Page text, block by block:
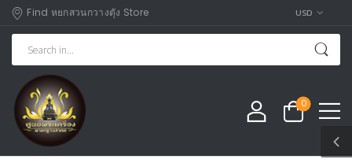
Find หยกสวนกวางตุัง Store USD
0